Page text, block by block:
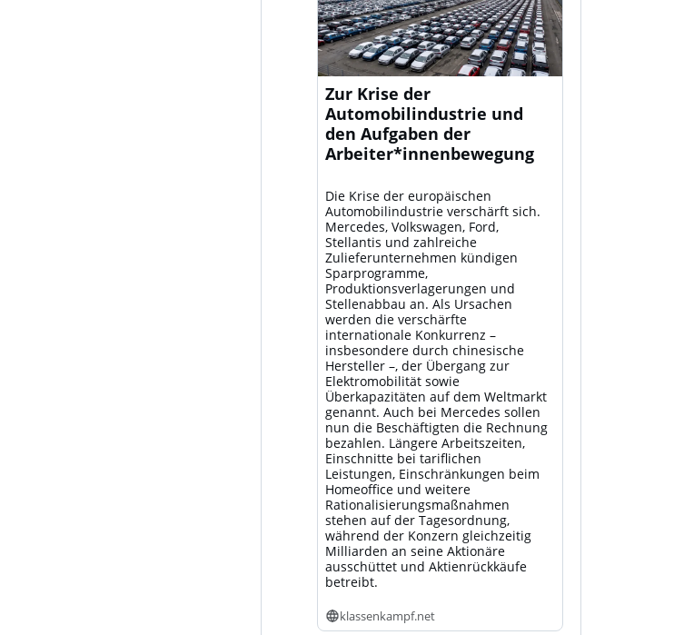
Zur Krise der
Automobilindustrie und
den Aufgaben der
Arbeiter*innenbewegung
Die Krise der europäischen
Automobilindustrie verschärft sich.
Mercedes, Volkswagen, Ford,
Stellantis und zahlreiche
Zulieferunternehmen kündigen
Sparprogramme,
Produktionsverlagerungen und
Stellenabbau an. Als Ursachen
werden die verschärfte
internationale Konkurrenz –
insbesondere durch chinesische
Hersteller –, der Übergang zur
Elektromobilität sowie
Überkapazitäten auf dem Weltmarkt
genannt. Auch bei Mercedes sollen
nun die Beschäftigten die Rechnung
bezahlen. Längere Arbeitszeiten,
Einschnitte bei tariflichen
Leistungen, Einschränkungen beim
Homeoffice und weitere
Rationalisierungsmaßnahmen
stehen auf der Tagesordnung,
während der Konzern gleichzeitig
Milliarden an seine Aktionäre
ausschüttet und Aktienrückkäufe
betreibt.
klassenkampf.net